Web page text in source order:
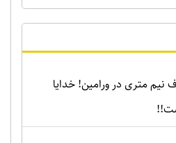
نیم متری در ورامین! خدایا